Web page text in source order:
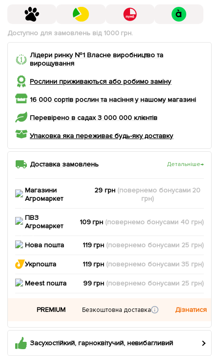
Доступно для замовлень від 1000 грн.
Лідери ринку №1 Власне виробництво та
вирощування
Рослини приживаються або робимо заміну
16 000 сортів рослин та насіння у нашому магазині
Перевірено в садах 3 000 000 клієнтів
Упаковка яка переживає будь-яку доставку
Доставка замовлень Детальніше→
Магазини
Агромаркет
29 грн (повернемобонусами 20
грн)
ПВЗ
Агромаркет
109 грн (повернемо бонусами 40 грн)
Нова пошта 119 грн (повернемо бонусами 25 грн)
Укрпошта 119 грн (повернемо бонусами35 грн)
Meest пошта 99 грн (повернемо бонусами 25 грн)
PREMIUM Безкоштовна доставка Дізнатися
Засухостійкий, гарноквітучий, невибагливий